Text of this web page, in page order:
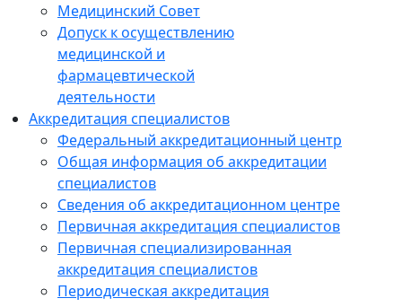
Медицинский Совет
Допуск к осуществлению
медицинской и
фармацевтической
деятельности
Аккредитация специалистов
Федеральный аккредитационный центр
Общая информация об аккредитации
специалистов
Сведения об аккредитационном центре
Первичная аккредитация специалистов
Первичная специализированная
аккредитация специалистов
Периодическая аккредитация